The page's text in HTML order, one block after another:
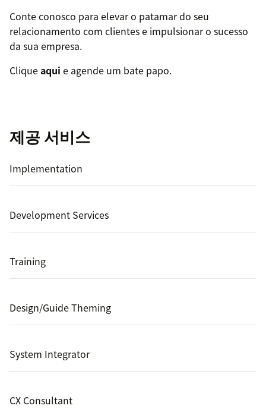
Conte conosco para elevar o patamar do seu
relacionamento com clientes e impulsionar o sucesso
da sua empresa.
Cliqueaqui e agende um bate papo.
제공 서비스
Implementation
Development Services
Training
Design/Guide Theming
System Integrator
CX Consultant